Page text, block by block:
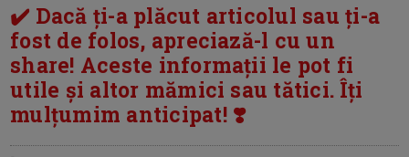
✔️ Dacă ți-a plăcut articolul sau ți-a
fost de folos, apreciază-l cu un
share! Aceste informații le pot fi
utile și altor mămici sau tătici. Îți
mulțumim anticipat! ❣️